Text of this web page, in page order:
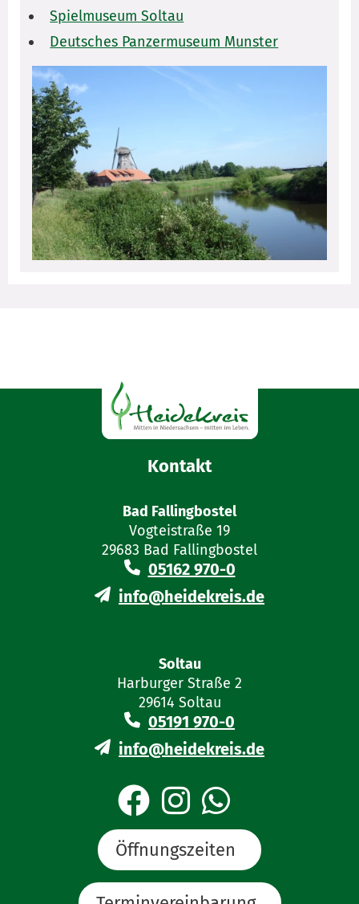
Spielmuseum Soltau
Deutsches Panzermuseum Munster
Kontakt
Bad Fallingbostel
Vogteistraße 19
29683 Bad Fallingbostel
05162 970-0
info@heidekreis.de
Soltau
Harburger Straße 2
29614 Soltau
05191 970-0
info@heidekreis.de
Öffnungszeiten